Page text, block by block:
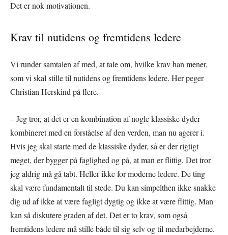
Det er nok motivationen.
Krav til nutidens og fremtidens ledere
Vi runder samtalen af med, at tale om, hvilke krav han mener,
som vi skal stille til nutidens og fremtidens ledere. Her peger
Christian Herskind på flere.
– Jeg tror, at det er en kombination af nogle klassiske dyder
kombineret med en forståelse af den verden, man nu agerer i.
Hvis jeg skal starte med de klassiske dyder, så er der rigtigt
meget, der bygger på faglighed og på, at man er flittig. Det tror
jeg aldrig må gå tabt. Heller ikke for moderne ledere. De ting
skal være fundamentalt til stede. Du kan simpelthen ikke snakke
dig ud af ikke at være fagligt dygtig og ikke at være flittig. Man
kan så diskutere graden af det. Det er to krav, som også
fremtidens ledere må stille både til sig selv og til medarbejderne.